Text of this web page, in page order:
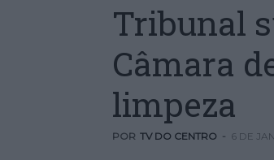
Tribunal
Câmara
limpeza
POR TV DO CENTRO - 6 DE